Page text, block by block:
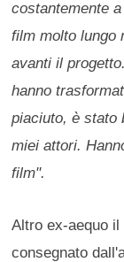
costantemente
film molto lungo
avanti il
hanno
piaciuto, è stato
miei attori.
film".
Altro ex-aequo
consegnato